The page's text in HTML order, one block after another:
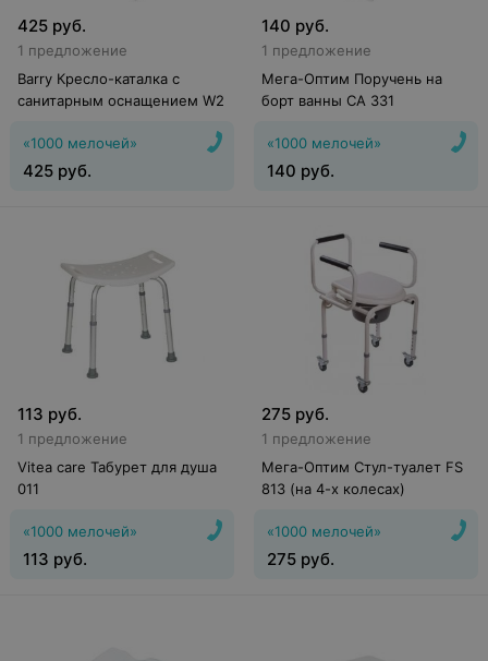
425 руб.
1 предложение
Barry Кресло-каталка с
санитарным оснащением W2
«1000 мелочей»
425 руб.
140 руб.
1 предложение
Мега-Оптим Поручень на
борт ванны CA 331
«1000 мелочей»
140 руб.
113 руб.
1 предложение
Vitea care Табурет для душа
011
«1000 мелочей»
113 руб.
275 руб.
1 предложение
Мега-Оптим Стул-туалет FS
813 (на 4-х колесах)
«1000 мелочей»
275 руб.